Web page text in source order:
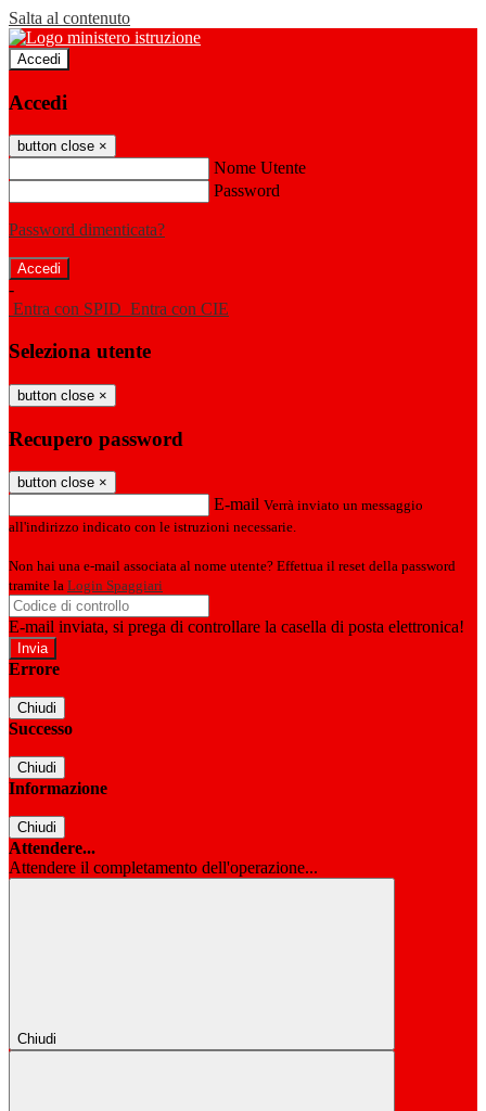
Salta al contenuto
Accedi
Accedi
button close ×
Nome Utente
Password
Password dimenticata?
-
Entra con SPID Entra con CIE
Seleziona utente
button close ×
Recupero password
button close ×
E-mail Verrà inviato un messaggio
all'indirizzo indicato con le istruzioni necessarie.
Non hai una e-mail associata al nome utente? Effettua il reset della password
tramite la Login Spaggiari
E-mail inviata, si prega di controllare la casella di posta elettronica!
Errore
Chiudi
Successo
Chiudi
Informazione
Chiudi
Attendere...
Attendere il completamento dell'operazione...
Chiudi